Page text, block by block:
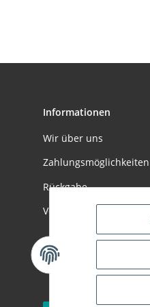
Informationen
Wir über uns
Zahlungsmöglichkeiten
Rückgabe
Versandinformationen